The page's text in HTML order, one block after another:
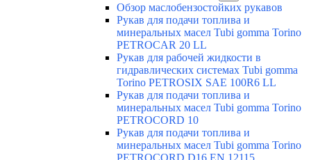
Обзор маслобензостойких рукавов
Рукав для подачи топлива и
минеральных масел Tubi gomma Torino
PETROCAR 20 LL
Рукав для рабочей жидкости в
гидравлических системах Tubi gomma
Torino PETROSIX SAE 100R6 LL
Рукав для подачи топлива и
минеральных масел Tubi gomma Torino
PETROCORD 10
Рукав для подачи топлива и
минеральных масел Tubi gomma Torino
PETROCORD D16 EN 12115